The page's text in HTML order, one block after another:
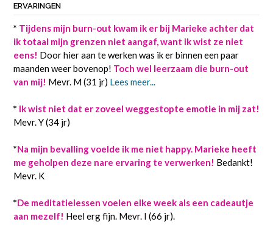
ERVARINGEN
* Tijdens mijn burn-out kwam ik er bij Marieke achter dat
ik totaal mijn grenzen niet aangaf, want ik wist ze niet
eens! Door hier aan te werken was ik er binnen een paar
maanden weer bovenop! Toch wel leerzaam die burn-out
van mij! Mevr. M (31 jr) Lees meer...
* Ik wist niet dat er zoveel weggestopte emotie in mij zat!
Mevr. Y (34 jr)
*Na mijn bevalling voelde ik me niet happy. Marieke heeft
me geholpen deze nare ervaring te verwerken! Bedankt!
Mevr. K
*De meditatielessen voelen elke week als een cadeautje
aan mezelf! Heel erg fijn. Mevr. I (66 jr).